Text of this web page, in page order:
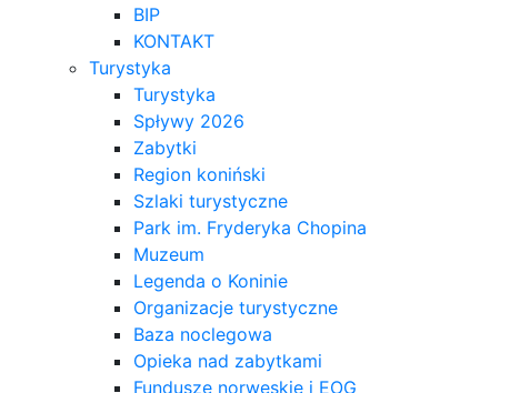
BIP
KONTAKT
Turystyka
Turystyka
Spływy 2026
Zabytki
Region koniński
Szlaki turystyczne
Park im. Fryderyka Chopina
Muzeum
Legenda o Koninie
Organizacje turystyczne
Baza noclegowa
Opieka nad zabytkami
Fundusze norweskie i EOG